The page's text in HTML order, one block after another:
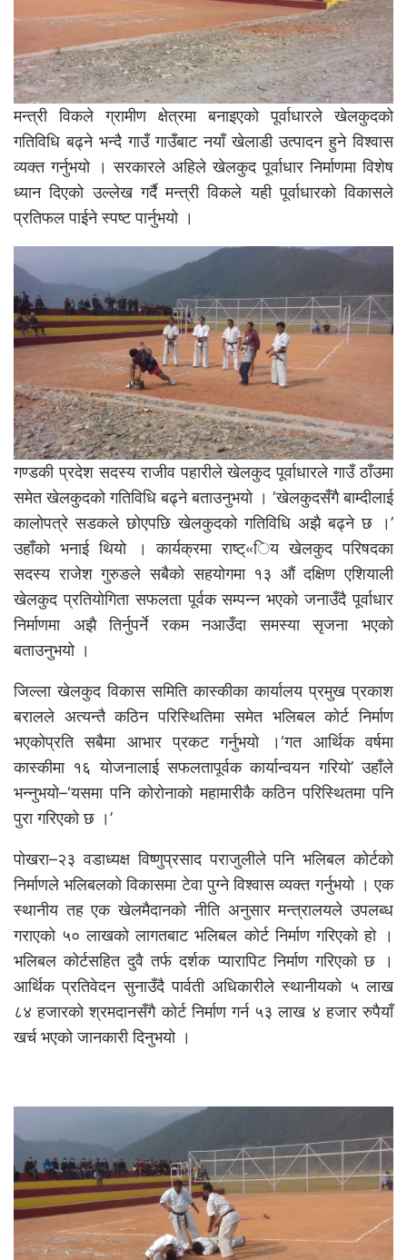
मन्त्री विकले ग्रामीण क्षेत्रमा बनाइएको पूर्वाधारले खेलकुदको
गतिविधि बढ्ने भन्दै गाउँ गाउँबाट नयाँ खेलाडी उत्पादन हुने विश्वास
व्यक्त गर्नुभयो । सरकारले अहिले खेलकुद पूर्वाधार निर्माणमा विशेष
ध्यान दिएको उल्लेख गर्दै मन्त्री विकले यही पूर्वाधारको विकासले
प्रतिफल पाईने स्पष्ट पार्नुभयो ।
गण्डकी प्रदेश सदस्य राजीव पहारीले खेलकुद पूर्वाधारले गाउँ ठाँउमा
समेत खेलकुदको गतिविधि बढ्ने बताउनुभयो । ‘खेलकुदसँगै बाम्दीलाई
कालोपत्रे सडकले छोएपछि खेलकुदको गतिविधि अझै बढ्ने छ ।’
उहाँको भनाई थियो । कार्यक्रमा राष्ट्«िय खेलकुद परिषदका
सदस्य राजेश गुरुङले सबैको सहयोगमा १३ औं दक्षिण एशियाली
खेलकुद प्रतियोगिता सफलता पूर्वक सम्पन्न भएको जनाउँदै पूर्वाधार
निर्माणमा अझै तिर्नुपर्ने रकम नआउँदा समस्या सृजना भएको
बताउनुभयो ।
जिल्ला खेलकुद विकास समिति कास्कीका कार्यालय प्रमुख प्रकाश
बरालले अत्यन्तै कठिन परिस्थितिमा समेत भलिबल कोर्ट निर्माण
भएकोप्रति सबैमा आभार प्रकट गर्नुभयो ।‘गत आर्थिक वर्षमा
कास्कीमा १६ योजनालाई सफलतापूर्वक कार्यान्वयन गरियो’ उहाँले
भन्नुभयो–‘यसमा पनि कोरोनाको महामारीकै कठिन परिस्थितमा पनि
पुरा गरिएको छ ।’
पोखरा–२३ वडाध्यक्ष विष्णुप्रसाद पराजुलीले पनि भलिबल कोर्टको
निर्माणले भलिबलको विकासमा टेवा पुग्ने विश्वास व्यक्त गर्नुभयो । एक
स्थानीय तह एक खेलमैदानको नीति अनुसार मन्त्रालयले उपलब्ध
गराएको ५० लाखको लागतबाट भलिबल कोर्ट निर्माण गरिएको हो ।
भलिबल कोर्टसहित दुवै तर्फ दर्शक प्यारापिट निर्माण गरिएको छ ।
आर्थिक प्रतिवेदन सुनाउँदै पार्वती अधिकारीले स्थानीयको ५ लाख
८४ हजारको श्रमदानसँगै कोर्ट निर्माण गर्न ५३ लाख ४ हजार रुपैयाँ
खर्च भएको जानकारी दिनुभयो ।